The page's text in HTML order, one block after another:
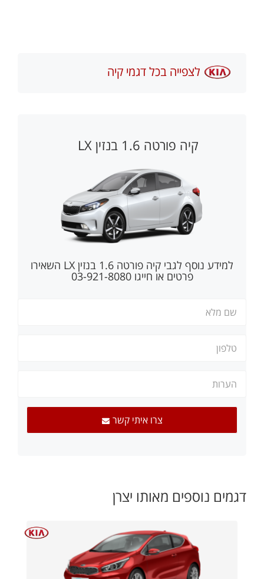
לצפייה בכל דגמי קיה
קיה פורטה 1.6 בנזין LX
למידע נוסף לגבי קיה פורטה 1.6 בנזין LX השאירו
פרטים או חייגו 03-921-8080
צרו איתי קשר
דגמים נוספים מאותו יצרן